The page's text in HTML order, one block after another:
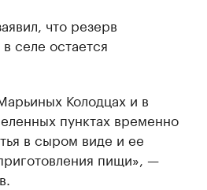
что резерв
селе остается
Колодцах и в
пунктах временно
в сыром виде и ее
пищи», —